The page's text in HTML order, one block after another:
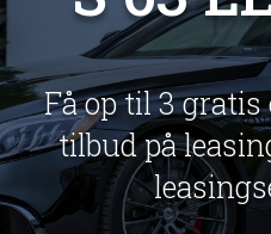
Få op til 3
tilbud på